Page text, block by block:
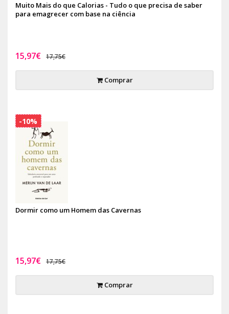
Muito Mais do que Calorias - Tudo o que precisa de saber
para emagrecer com base na ciência
15,97€ 17,75€
Comprar
Dormir como um Homem das Cavernas
15,97€ 17,75€
Comprar
-10%